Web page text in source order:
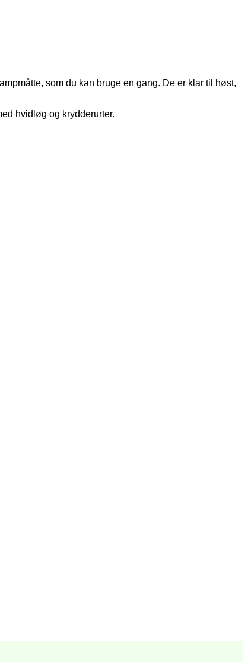
som du kan bruge en gang. De er klar til høst,
hvidløg og krydderurter.